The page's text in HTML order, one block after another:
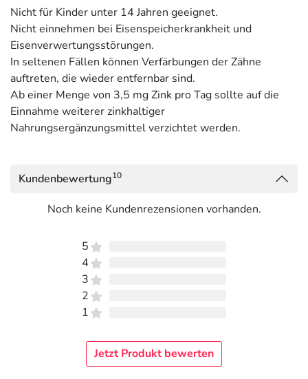
Blutkörperchen bei. Vitamin C trägt zu einer normalen Kollagenbildung für
eine normale Funktion der Blutgefäße bei. Vitamin B1/Thiamin, B2/Riboflavin,
B6, B12, C tragen zu einer normalen Funktion des Nervensystems bei. Vitamin
B1/Thiamin, B6, B12, C tragen zur normalen psychischen Funktion bei.
Vitamin B6 trägt zu einem normalen Eiweiß- und Glycogenstoffwechsel bei.
Vitamin C erhöht die Eisenaufnahme. Eisen, Zink tragen zu einer normalen
kognitiven Funktion bei. Vitamin B1/Thiamin trägt zu einer normalen
Herzfunktion bei.
Queisser Pharma GmbH & Co. KG
24941 Flensburg
Allergene) sind bei den Lebensmittelangaben als pdf
hinterlegt. (oben)
Nicht für Kinder unter 14 Jahren geeignet.
Nicht einnehmen bei Eisenspeicherkrankheit und
Eisenverwertungsstörungen.
In seltenen Fällen können Verfärbungen der Zähne
auftreten, die wieder entfernbar sind.
Ab einer Menge von 3,5 mg Zink pro Tag sollte auf die
Einnahme weiterer zinkhaltiger
Nahrungsergänzungsmittel verzichtet werden.
Kundenbewertung10
Noch keine Kundenrezensionen vorhanden.
5
4
3
2
1
Jetzt Produkt bewerten